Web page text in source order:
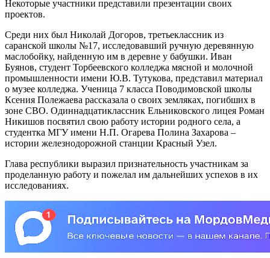
Некоторые участники представили презентации своих
проектов.
Среди них был Николай Догоров, третьеклассник из
саранской школы №17, исследовавший ручную деревянную
маслобойку, найденную им в деревне у бабушки. Иван
Буянов, студент Торбеевского колледжа мясной и молочной
промышленности имени Ю.В. Тутукова, представил материал
о музее колледжа. Ученица 7 класса Поводимовской школы
Ксения Полежаева рассказала о своих земляках, погибших в
зоне СВО. Одиннадцатиклассник Ельниковского лицея Роман
Никишов посвятил свою работу истории родного села, а
студентка МГУ имени Н.П. Огарева Полина Захарова –
истории железнодорожной станции Красный Узел.
Глава республики выразил признательность участникам за
проделанную работу и пожелал им дальнейших успехов в их
исследованиях.